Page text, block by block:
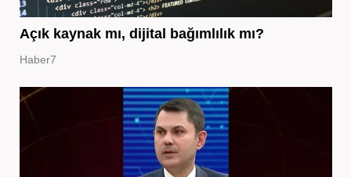
Açık kaynak mı, dijital bağımlılık mı?
Haber7